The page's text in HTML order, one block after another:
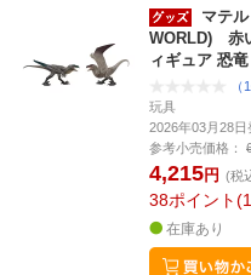
マテ
WORLD) 赤
ィギュア 恐
（
玩具
2026年03月28日
参考小売価格：
4,215円 (税
38ポイント
在庫あり